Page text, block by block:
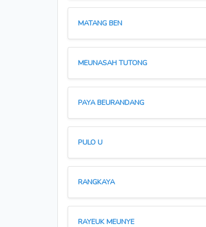
MATANG BEN
MEUNASAH TUTONG
PAYA BEURANDANG
PULO U
RANGKAYA
RAYEUK MEUNYE